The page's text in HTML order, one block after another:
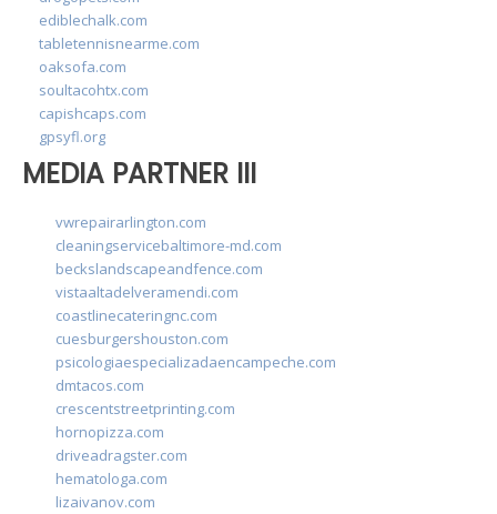
ediblechalk.com
tabletennisnearme.com
oaksofa.com
soultacohtx.com
capishcaps.com
gpsyfl.org
MEDIA PARTNER III
vwrepairarlington.com
cleaningservicebaltimore-md.com
beckslandscapeandfence.com
vistaaltadelveramendi.com
coastlinecateringnc.com
cuesburgershouston.com
psicologiaespecializadaencampeche.com
dmtacos.com
crescentstreetprinting.com
hornopizza.com
driveadragster.com
hematologa.com
lizaivanov.com